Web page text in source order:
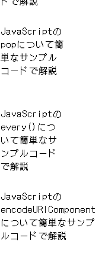
JavaScriptの
popについて簡
単なサンプル
コードで解説
JavaScriptの
every()につ
いて簡単なサ
ンプルコード
で解説
JavaScriptの
encodeURIComponent
について簡単なサンプ
ルコードで解説